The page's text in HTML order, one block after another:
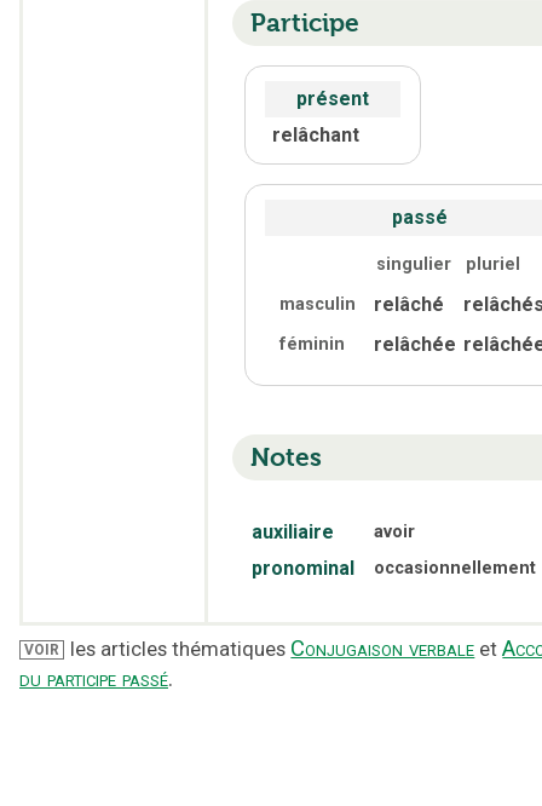
Participe
présent
relâchant
passé
singulier
pluriel
masculin
relâché
féminin relâchée
Notes
auxiliaire avoir
pronominal occasionnellement
VOIR les articles thématiques Conjugaison verbale et
du participe passé.